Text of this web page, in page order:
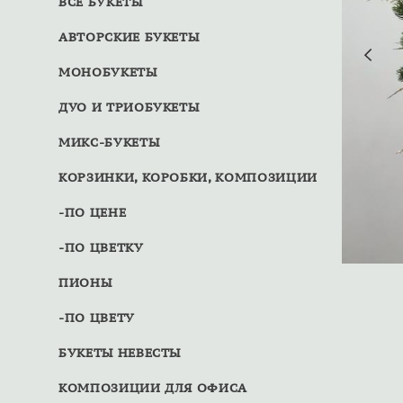
АВТОРСКИЕ БУКЕТЫ
МОНОБУКЕТЫ
ДУО И ТРИОБУКЕТЫ
МИКС-БУКЕТЫ
КОРЗИНКИ, КОРОБКИ, КОМПОЗИЦИИ
-ПО ЦЕНЕ
-ПО ЦВЕТКУ
ПИОНЫ
-ПО ЦВЕТУ
БУКЕТЫ НЕВЕСТЫ
КОМПОЗИЦИИ ДЛЯ ОФИСА